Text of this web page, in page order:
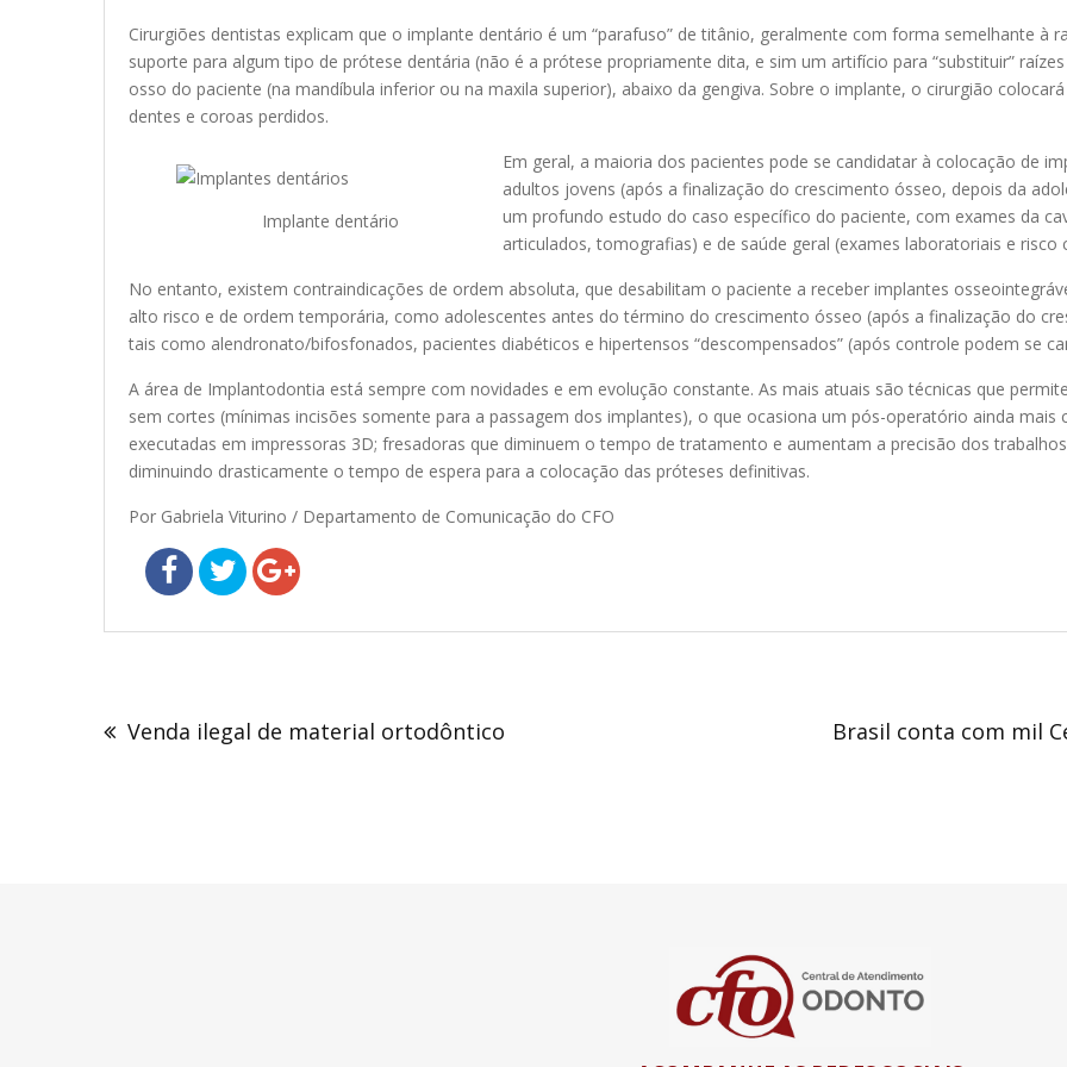
Cirurgiões dentistas explicam que o implante dentário é um “parafuso” de titânio, geralmente com forma semelhante à
suporte para algum tipo de prótese dentária (não é a prótese propriamente dita, e sim um artifício para “substituir”
osso do paciente (na mandíbula inferior ou na maxila superior), abaixo da gengiva. Sobre o implante, o cirurgião
dentes e coroas perdidos.
Implante dentário
Em geral, a maioria dos pacientes pode se candidatar à colocação de
adultos jovens (após a finalização do crescimento ósseo, depois da
um profundo estudo do caso específico do paciente, com exames da
articulados, tomografias) e de saúde geral (exames laboratoriais e risco
No entanto, existem contraindicações de ordem absoluta, que desabilitam o paciente a receber implantes
alto risco e de ordem temporária, como adolescentes antes do término do crescimento ósseo (após a finalização do
tais como alendronato/bifosfonados, pacientes diabéticos e hipertensos “descompensados” (após controle podem se
A área de Implantodontia está sempre com novidades e em evolução constante. As mais atuais são técnicas que
sem cortes (mínimas incisões somente para a passagem dos implantes), o que ocasiona um pós-operatório ainda
executadas em impressoras 3D; fresadoras que diminuem o tempo de tratamento e aumentam a precisão dos
diminuindo drasticamente o tempo de espera para a colocação das próteses definitivas.
Por Gabriela Viturino / Departamento de Comunicação do CFO
de
Post
Venda ilegal de material ortodôntico Brasil conta com mil